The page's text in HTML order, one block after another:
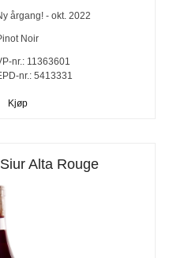
årgang! - okt. 2022
Noir
nr.: 11363601
nr.: 5413331
Kjøp
Alta Rouge